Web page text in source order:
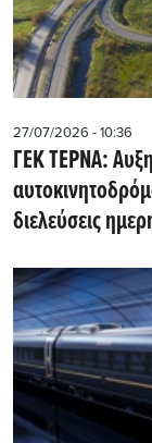
27/07/2026 - 10:36
ΓΕΚ ΤΕΡΝΑ:
διελεύσεις